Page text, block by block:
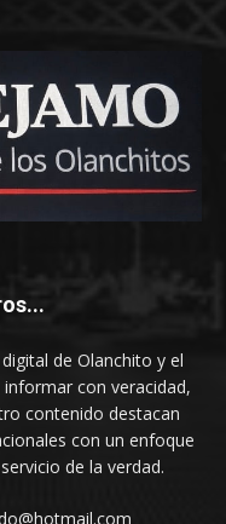
de Olanchito y el
con veracidad,
contenido destacan
con un enfoque
de la verdad.